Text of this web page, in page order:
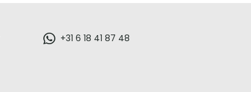
+31 6 18 41 87 48